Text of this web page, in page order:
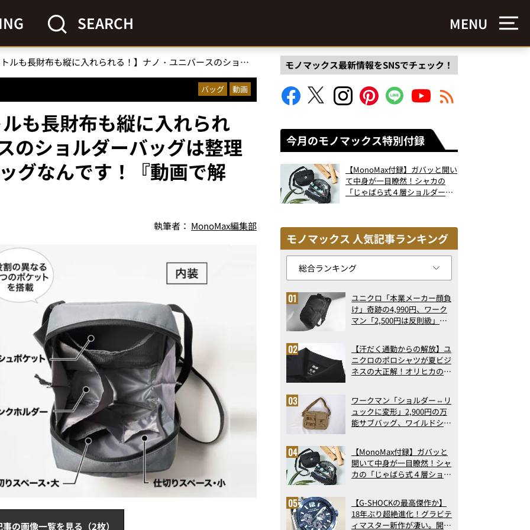
SEARCH MENU
【500mLのペットボトルも長財布も縦に入れられる！】ナノ・ユニバースのショルダーバッグは整理整頓“最強”お出かけバッグなんです！『動画で解説』
バッグ 動画
も長財布も縦に入れられ
のショルダーバッグは整理
グなんです！『動画で解
執筆者： MonoMax編集部
の画像一覧を見る（2枚）
モノマックス最新情報をSNSでチェック！
今月のモノマックス特別付録
【MonoMax付録】ガバッと開い
て中身が一目瞭然！シャカの
「じゃばら式４層ショルダーバ
モノマックス 人気記事ランキング
ユニクロ「本業メーカー顔負
け」奇跡の4,990円、ワーク
マン「2,500円は反則級」凄
ト3】（2026年6月版）
【汗だく通勤からの解放】ユ
ニクロのポロシャツが夏ビジ
ネスの大正解！オリヒカの透
アの実力
ワークマン「ショルダー⇔リ
ュックに変形」2,900円の万
能サブバッグ、ワイルドシン
記事ランキングベスト3】
（2026年6月版）
【MonoMax付録】ガバッと
開いて中身が一目瞭然！シャ
カの「じゃばら式４層ショル
った！
【G-SHOCKの最高傑作か】
18年ぶり超絶進化！グラビテ
ィマスター新作が凄い。開発